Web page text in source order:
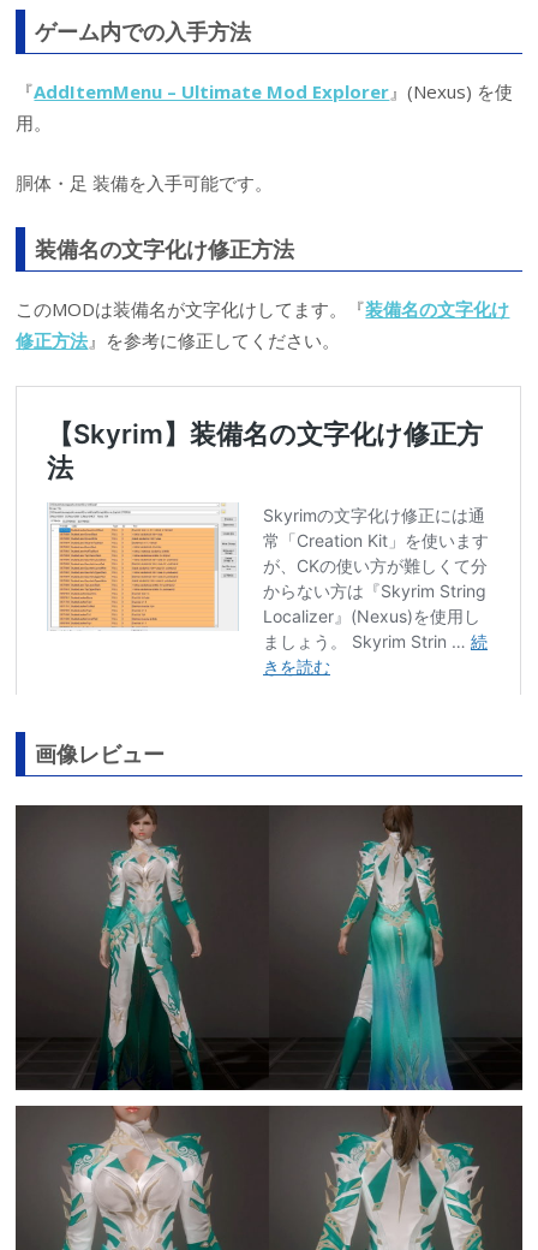
ゲーム内での入手方法
『AddItemMenu – Ultimate Mod Explorer 』(Nexus) を使
用。
胴体・足 装備を入手可能です。
装備名の文字化け修正方法
このMODは装備名が文字化けしてます。『装備名の文字化け
修正方法』を参考に修正してください。
画像レビュー